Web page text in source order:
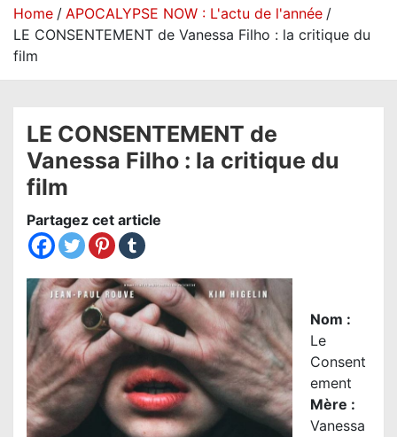
Home
APOCALYPSE NOW : L'actu de l'année
LE CONSENTEMENT de Vanessa Filho : la critique du
film
LE CONSENTEMENT de
Vanessa Filho : la critique du
film
Partagez cet article
Nom :
Le
Consent
ement
Mère :
Vanessa